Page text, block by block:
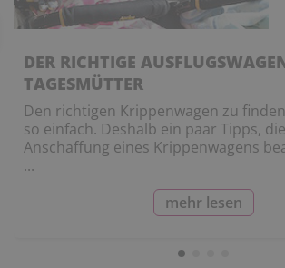
DER RICHTIGE
TAGESMÜTTER
Den richtigen Krippenwagen zu
so einfach. Deshalb ein paar Tipps,
Anschaffung eines Krippenwagens
...
mehr lesen